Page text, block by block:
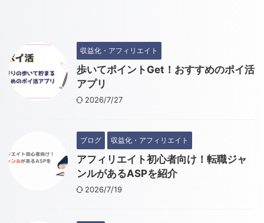
収益化・アフィリエイト
歩いてポイントGet！おすすめのポイ活
アプリ
2026/7/27
ブログ 収益化・アフィリエイト
アフィリエイト初心者向け！転職ジャ
ンルがあるASPを紹介
2026/7/19